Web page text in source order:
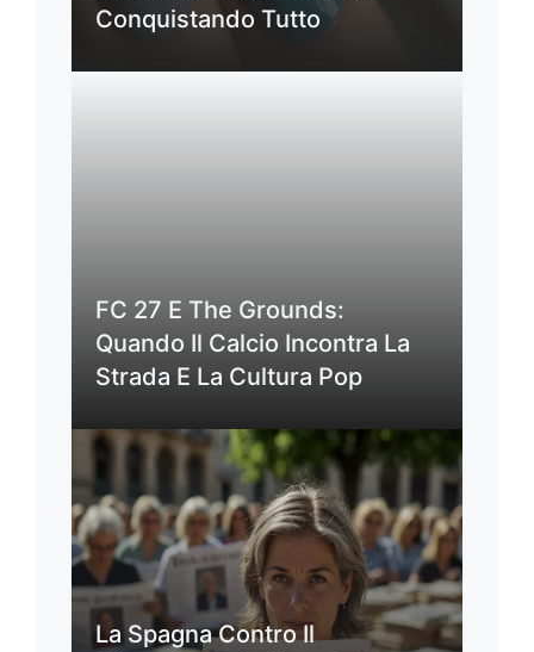
Conquistando Tutto
FC 27 E The Grounds:
Quando Il Calcio Incontra La
Strada E La Cultura Pop
La Spagna Contro Il